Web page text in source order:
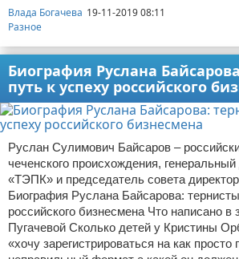
Влада Богачева 19-11-2019 08:11
Разное
Биография Руслана
путь к успеху российского
Руслан Сулимович Байсаров –
чеченского происхождения,
«ТЭПК» и председатель совета
Биография Руслана Байсарова:
российского бизнесмена Что написано в
Пугачевой Сколько детей у Кристины
«хочу зарегистрироваться на как просто